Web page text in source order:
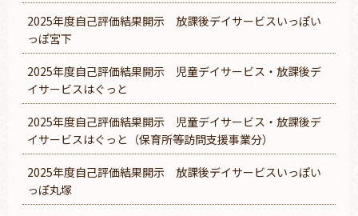
2025年度自己評価結果開示 放課後デイサービスいっぽい
っぽ宮下
2025年度自己評価結果開示 児童デイサービス・放課後デ
イサービスはぐっと
2025年度自己評価結果開示 児童デイサービス・放課後デ
イサービスはぐっと（保育所等訪問支援事業分）
2025年度自己評価結果開示 放課後デイサービスいっぽい
っぽ丸塚